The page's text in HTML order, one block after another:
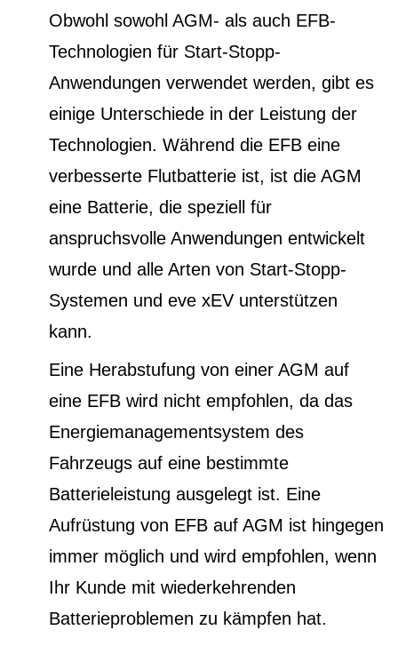
Obwohl sowohl AGM- als auch EFB-
Technologien für Start-Stopp-
Anwendungen verwendet werden, gibt es
einige Unterschiede in der Leistung der
Technologien. Während die EFB eine
verbesserte Flutbatterie ist, ist die AGM
eine Batterie, die speziell für
anspruchsvolle Anwendungen entwickelt
wurde und alle Arten von Start-Stopp-
Systemen und eve xEV unterstützen
kann.
Eine Herabstufung von einer AGM auf
eine EFB wird nicht empfohlen, da das
Energiemanagementsystem des
Fahrzeugs auf eine bestimmte
Batterieleistung ausgelegt ist. Eine
Aufrüstung von EFB auf AGM ist hingegen
immer möglich und wird empfohlen, wenn
Ihr Kunde mit wiederkehrenden
Batterieproblemen zu kämpfen hat.